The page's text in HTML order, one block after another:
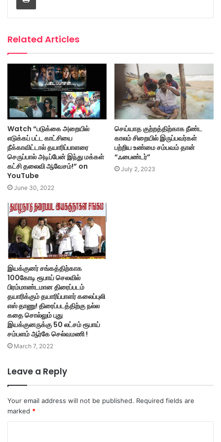
Related Articles
Watch “படுக்கை அறையில்
எடுக்கப் பட்ட காட்சியை
நீக்காவிட்டால் தயாரிப்பாளரை
செருப்பால் அடிப்பேன் இந்து மக்கள்
கட்சி தலைவி ஆவேசம்!” on
YouTube
June 30, 2022
செய்யாத குற்றத்திற்காக நீண்ட
காலம் சிறையில் இருப்பவர்கள்
பற்றிய உண்மை சம்பவம் தான்
“ஃபைண்டர்”
July 2, 2023
இயக்குனர் சங்கத்திற்காக
100கோடி ரூபாய் செலவில்
பிரம்மாண்டமான திரைப்படம்
தயாரிக்கும் தயாரிப்பாளர் கலைப்புலி
எஸ் தாணு! திரைப்படத்திற்கு நல்ல
கதை சொல்லும் புது
இயக்குனருக்கு 50 லட்சம் ரூபாய்
சம்பளம் ஆர்கே செல்வமணி !
March 7, 2022
Leave a Reply
Your email address will not be published. Required fields are
marked *